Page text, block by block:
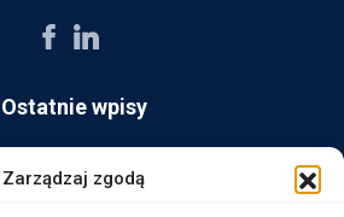
Zarządzaj zgodą
Ostatnie wpisy
Micro